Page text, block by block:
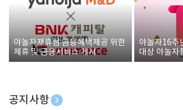
야놀자제휴점 금융혜택제공 위한
제휴 및 금융서비스 게시
야놀자16주
대상 야놀자
폰 증정
공지사항
[호텔업] 개인정보 처리방침 개정본1 (19.09.02)